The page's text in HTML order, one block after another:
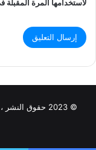
لاستخدامها المرة المقبلة
© 2023 حقوق النشر ، جميع الحقوق محفوظة |